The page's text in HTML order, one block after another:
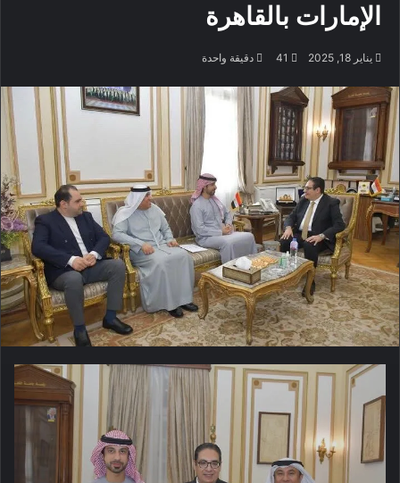
الإمارات بالقاهرة
يناير 18, 2025 41 دقيقة واحدة